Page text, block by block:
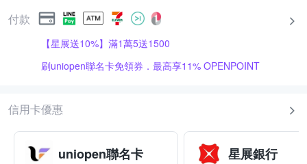
付款
【星展送10%】滿1萬5送1500
刷uniopen聯名卡免領券．最高享11% OPENPOINT
信用卡優惠
uniopen聯名卡 星展銀行